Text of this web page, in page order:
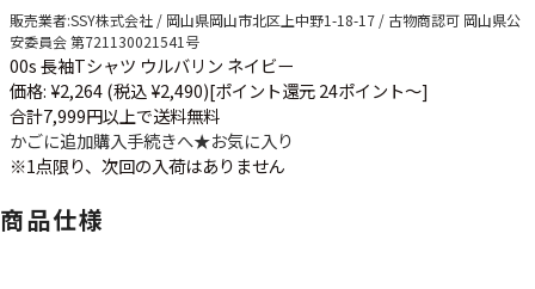
販売業者:SSY株式会社 / 岡山県岡山市北区上中野1-18-17 / 古物商認可 岡山県公
安委員会 第721130021541号
00s 長袖Tシャツ ウルバリン ネイビー
価格: ¥2,264 (税込 ¥2,490)[ポイント還元 24ポイント～]
合計7,999円以上で送料無料
かごに追加購入手続きへ★お気に入り
※1点限り、次回の入荷はありません
商品仕様